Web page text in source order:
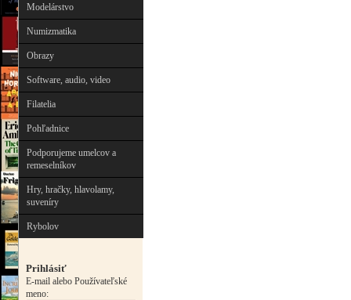
Modelárstvo
Numizmatika
Obrazy
Software, audio, video
Filatelia
Pohľadnice
Podporujeme umelcov a
remeselníkov
Hry, hračky, hlavolamy,
suveníry
Rybolov
Prihlásiť
E-mail alebo Používateľské
meno: